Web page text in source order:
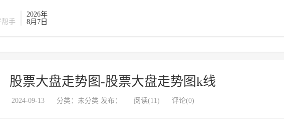
手
2026年
8月7日
股票大盘走势图-股票大盘走势图k线
2024-09-13 分类：未分类 发布： 阅读(11) 评论(0)